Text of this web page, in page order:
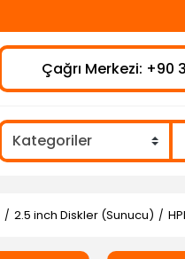
Çağrı Merkezi: +90
2.5 inch Diskler (Sunucu)